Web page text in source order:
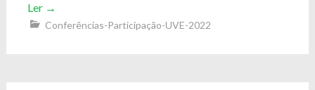
Ler →
Conferências-Participação-UVE-2022